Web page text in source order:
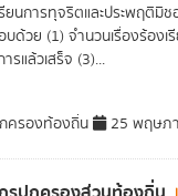
ยนการทุจริตและประพฤติมิ
ด้วย (1) จำนวนเรื่องร้อง
รแล้วเสร็จ (3)...
ครองท้องถิ่น 25 พฤษภ